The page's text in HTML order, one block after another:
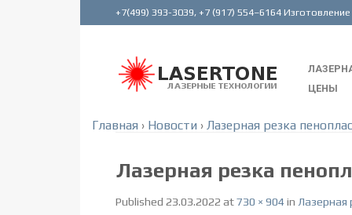
ЦЕНЫ
Главная › Новости › Лазерная резка
Лазерная резка
Published 23.03.2022 at730 × 904 in Лазерная